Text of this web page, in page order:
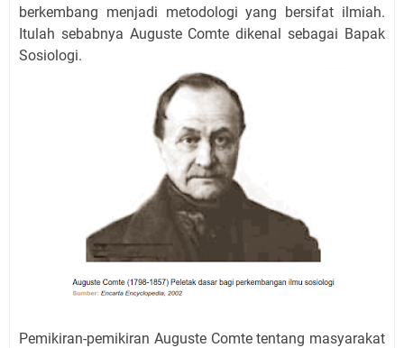
berkembang menjadi metodologi yang bersifat ilmiah.
Itulah sebabnya Auguste Comte dikenal sebagai Bapak
Sosiologi.
Pemikiran-pemikiran Auguste Comte tentang masyarakat